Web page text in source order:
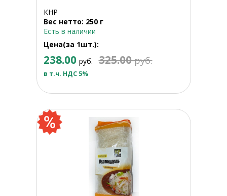
КНР
Вес нетто: 250 г
Есть в наличии
Цена(за 1шт.):
238.00 руб. 325.00руб.
в т.ч. НДС 5%